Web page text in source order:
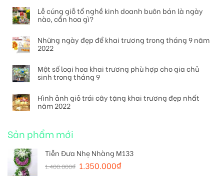
Lễ cúng giỗ tổ nghề kinh doanh buôn bán là ngày
nào, cần hoa gì?
Những ngày đẹp để khai trương trong tháng 9 năm
2022
Một số loại hoa khai trương phù hợp cho gia chủ
sinh trong tháng 9
Hình ảnh giỏ trái cây tặng khai trương đẹp nhất
năm 2022
Sản phẩm mới
Tiễn Đưa Nhẹ Nhàng M133
1.400.000₫ 1.350.000₫